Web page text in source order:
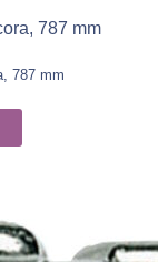
787 mm
787 mm